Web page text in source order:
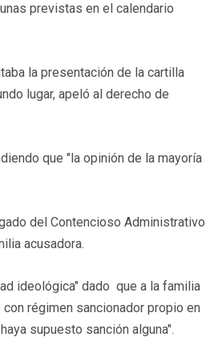
previstas en el calendario
la presentación de la cartilla
lugar, apeló al derecho de
que "la opinión de la mayoría
del Contencioso Administrativo
acusadora.
ideológica" dado que a la familia
régimen sancionador propio en
supuesto sanción alguna".